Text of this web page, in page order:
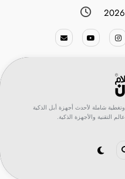
شاملة لأحدث أجهزة أبل الذكية
التقنية والأجهزة الذكية.